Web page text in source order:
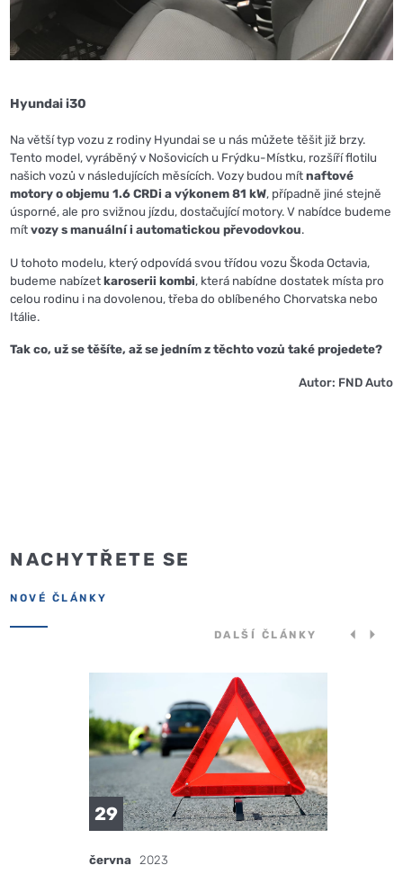
Hyundai i30
Na větší typ vozu z rodiny Hyundai se u nás můžete těšit již brzy.
Tento model, vyráběný v Nošovicích u Frýdku-Místku, rozšíří flotilu
našich vozů v následujících měsících. Vozy budou mítnaftové
motory o objemu 1.6 CRDi a výkonem 81 kW, případně jiné stejně
úsporné, ale pro svižnou jízdu, dostačující motory. V nabídce budeme
mítvozy s manuální i automatickou převodovkou.
U tohoto modelu, který odpovídá svou třídou vozu Škoda Octavia,
budeme nabízetkaroserii kombi, která nabídne dostatek místa pro
celou rodinu i na dovolenou, třeba do oblíbeného Chorvatska nebo
Itálie.
Tak co, už se těšíte, až se jedním z těchto vozů také projedete?
Autor: FND Auto
NACHYTŘETE SE
NOVÉ ČLÁNKY
DALŠÍ ČLÁNKY
29
června 2023